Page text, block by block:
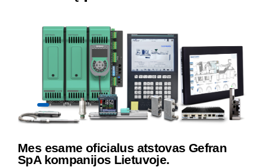
Mes esame oficialus atstovas Gefran
SpA kompanijos Lietuvoje.